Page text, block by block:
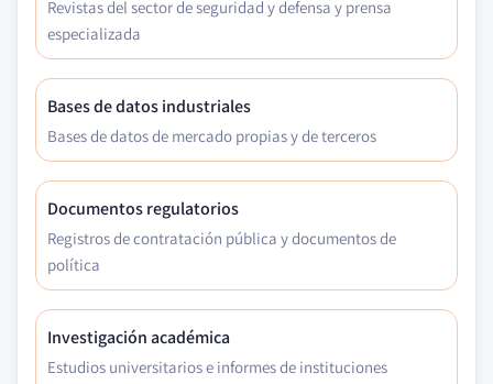
Revistas del sector de seguridad y defensa y prensa
especializada
Bases de datos industriales
Bases de datos de mercado propias y de terceros
Documentos regulatorios
Registros de contratación pública y documentos de
política
Investigación académica
Estudios universitarios e informes de instituciones